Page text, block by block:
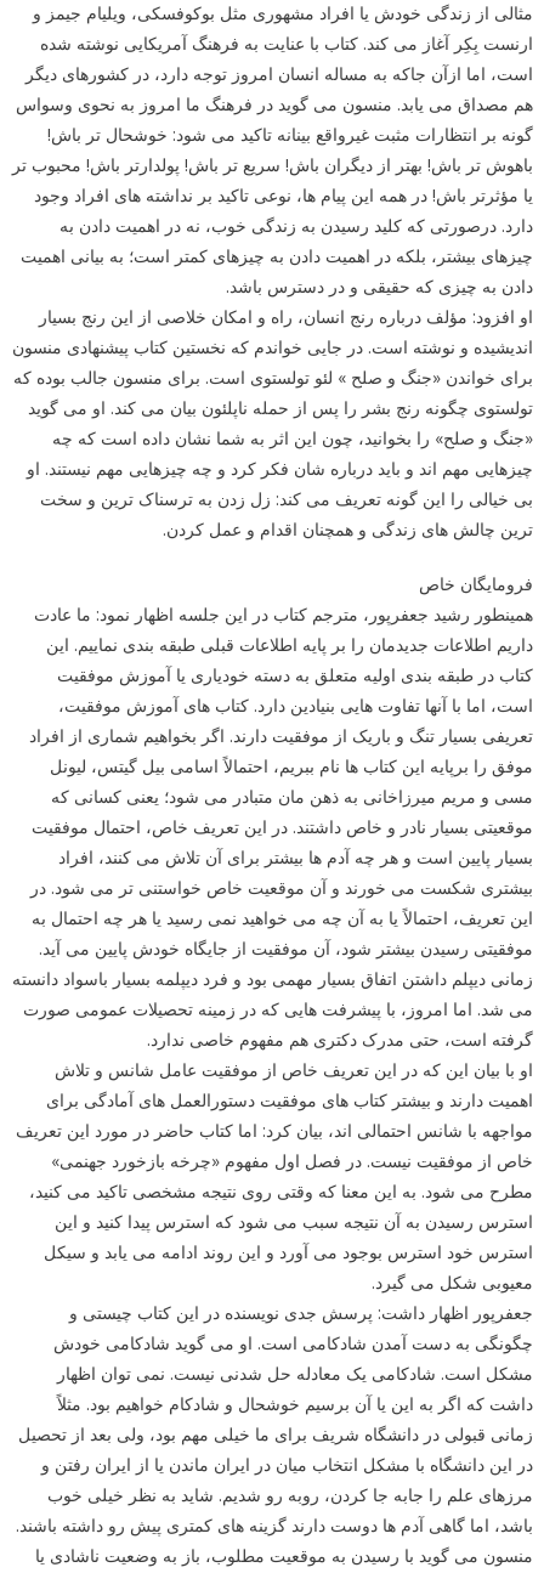
مثالی از زندگی خودش یا افراد مشهوری مثل بوکوفسکی، ویلیام جیمز و
ارنست بِکِر آغاز می کند. کتاب با عنایت به فرهنگ آمریکایی نوشته شده
است، اما ازآن جاکه به مساله انسان امروز توجه دارد، در کشورهای دیگر
هم مصداق می یابد. منسون می گوید در فرهنگ ما امروز به نحوی وسواس
گونه بر انتظارات مثبت غیرواقع بینانه تاکید می شود: خوشحال تر باش!
باهوش تر باش! بهتر از دیگران باش! سریع تر باش! پولدارتر باش! محبوب تر
یا مؤثرتر باش! در همه این پیام ها، نوعی تاکید بر نداشته های افراد وجود
دارد. درصورتی که کلید رسیدن به زندگی خوب، نه در اهمیت دادن به
چیزهای بیشتر، بلکه در اهمیت دادن به چیزهای کمتر است؛ به بیانی اهمیت
دادن به چیزی که حقیقی و در دسترس باشد.
او افزود: مؤلف درباره رنج انسان، راه و امکان خلاصی از این رنج بسیار
اندیشیده و نوشته است. در جایی خواندم که نخستین کتاب پیشنهادی منسون
برای خواندن «جنگ و صلح » لئو تولستوی است. برای منسون جالب بوده که
تولستوی چگونه رنج بشر را پس از حمله ناپلئون بیان می کند. او می گوید
«جنگ و صلح» را بخوانید، چون این اثر به شما نشان داده است که چه
چیزهایی مهم اند و باید درباره شان فکر کرد و چه چیزهایی مهم نیستند. او
بی خیالی را این گونه تعریف می کند: زل زدن به ترسناک ترین و سخت
ترین چالش های زندگی و همچنان اقدام و عمل کردن.
فرومایگان خاص
همینطور رشید جعفرپور، مترجم کتاب در این جلسه اظهار نمود: ما عادت
داریم اطلاعات جدیدمان را بر پایه اطلاعات قبلی طبقه بندی نماییم. این
کتاب در طبقه بندی اولیه متعلق به دسته خودیاری یا آموزش موفقیت
است، اما با آنها تفاوت هایی بنیادین دارد. کتاب های آموزش موفقیت،
تعریفی بسیار تنگ و باریک از موفقیت دارند. اگر بخواهیم شماری از افراد
موفق را برپایه این کتاب ها نام ببریم، احتمالاً اسامی بیل گیتس، لیونل
مسی و مریم میرزاخانی به ذهن مان متبادر می شود؛ یعنی کسانی که
موقعیتی بسیار نادر و خاص داشتند. در این تعریف خاص، احتمال موفقیت
بسیار پایین است و هر چه آدم ها بیشتر برای آن تلاش می کنند، افراد
بیشتری شکست می خورند و آن موقعیت خاص خواستنی تر می شود. در
این تعریف، احتمالاً یا به آن چه می خواهید نمی رسید یا هر چه احتمال به
موفقیتی رسیدن بیشتر شود، آن موفقیت از جایگاه خودش پایین می آید.
زمانی دیپلم داشتن اتفاق بسیار مهمی بود و فرد دیپلمه بسیار باسواد دانسته
می شد. اما امروز، با پیشرفت هایی که در زمینه تحصیلات عمومی صورت
گرفته است، حتی مدرک دکتری هم مفهوم خاصی ندارد.
او با بیان این که در این تعریف خاص از موفقیت عامل شانس و تلاش
اهمیت دارند و بیشتر کتاب های موفقیت دستورالعمل های آمادگی برای
مواجهه با شانس احتمالی اند، بیان کرد: اما کتاب حاضر در مورد این تعریف
خاص از موفقیت نیست. در فصل اول مفهوم «چرخه بازخورد جهنمی»
مطرح می شود. به این معنا که وقتی روی نتیجه مشخصی تاکید می کنید،
استرس رسیدن به آن نتیجه سبب می شود که استرس پیدا کنید و این
استرس خود استرس بوجود می آورد و این روند ادامه می یابد و سیکل
معیوبی شکل می گیرد.
جعفرپور اظهار داشت: پرسش جدی نویسنده در این کتاب چیستی و
چگونگی به دست آمدن شادکامی است. او می گوید شادکامی خودش
مشکل است. شادکامی یک معادله حل شدنی نیست. نمی توان اظهار
داشت که اگر به این یا آن برسیم خوشحال و شادکام خواهیم بود. مثلاً
زمانی قبولی در دانشگاه شریف برای ما خیلی مهم بود، ولی بعد از تحصیل
در این دانشگاه با مشکل انتخاب میان در ایران ماندن یا از ایران رفتن و
مرزهای علم را جابه جا کردن، روبه رو شدیم. شاید به نظر خیلی خوب
باشد، اما گاهی آدم ها دوست دارند گزینه های کمتری پیش رو داشته باشند.
منسون می گوید با رسیدن به موقعیت مطلوب، باز به وضعیت ناشادی یا